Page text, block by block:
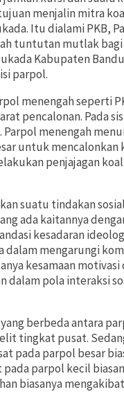
menjalin mitra
Itu dialami PKB,
tuntutan mutlak
Kabupaten
parpol.
menengah seperti
pencalonan. Pada
menengah
untuk mencalonkan
penjajagan
suatu tindakan
ada kaitannya
kesadaran
dalam mengarungi
kesamaan
dalam pola interaksi
berbeda antara
tingkat pusat.
pada parpol besar
parpol kecil
biasanya